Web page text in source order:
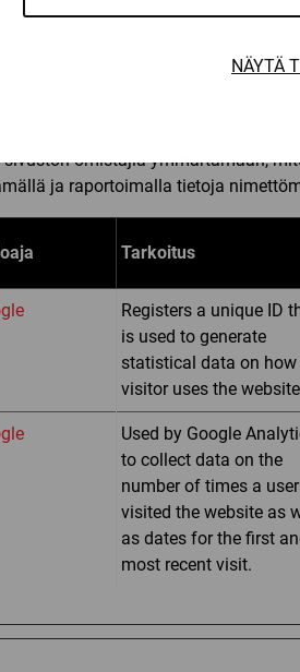
NÄYTÄ
supports
omistajia ymmärtämään,
ja raportoimalla tietoja
Tarkoitus
Registers a unique ID
is used to generate
statistical data on how
visitor uses the
Used by Google
to collect data on the
number of times a
visited the website as
as dates for the first
most recent visit.